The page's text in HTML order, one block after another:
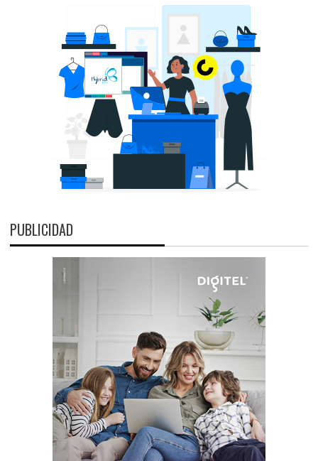
PUBLICIDAD